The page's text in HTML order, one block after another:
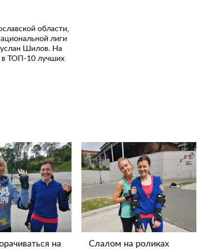
области,
лиги
Шилов. На
в ТОП-10 лучших
на Слалом на роликах